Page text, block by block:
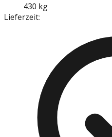
430 kg
Lieferzeit: